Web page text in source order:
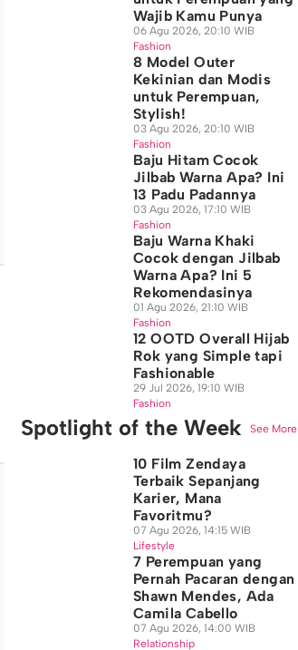
Wajib Kamu Punya
06 Agu 2026, 20:10 WIB
Fashion
8 Model Outer
Kekinian dan Modis
untuk Perempuan,
Stylish!
03 Agu 2026, 20:10 WIB
Fashion
Baju Hitam Cocok
Jilbab Warna Apa? Ini
13 Padu Padannya
03 Agu 2026, 17:10 WIB
Fashion
Baju Warna Khaki
Cocok dengan Jilbab
Warna Apa? Ini 5
Rekomendasinya
01 Agu 2026, 21:10 WIB
Fashion
12 OOTD Overall Hijab
Rok yang Simple tapi
Fashionable
29 Jul 2026, 19:10 WIB
Fashion
Spotlight of the Week See More
10 Film Zendaya
Terbaik Sepanjang
Karier, Mana
Favoritmu?
07 Agu 2026, 14:15 WIB
Lifestyle
7 Perempuan yang
Pernah Pacaran dengan
Shawn Mendes, Ada
Camila Cabello
07 Agu 2026, 14:00 WIB
Relationship